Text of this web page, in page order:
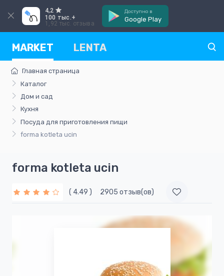
4,2
100 тыс.+
1,92 тыс. отзыва
Доступно в
Google Play
MARKET LENTA
Главная страница
Каталог
Дом и сад
Кухня
Посуда для приготовления пищи
forma kotleta ucin
forma kotleta ucin
( 4.49 ) 2905 отзыв(ов)